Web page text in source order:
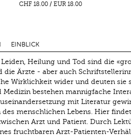
CHF 18.00/ EUR 18.00
EINBLICK
Heilung und Tod sind die
die Ärzte - aber auch
Wirklichkeit wider und deuten sie
Medizin bestehen mannigfache
mit Literatur
des menschlichen Lebens. Hier
Arzt und Patient. Durch
fruchtbaren Arzt-Patienten-